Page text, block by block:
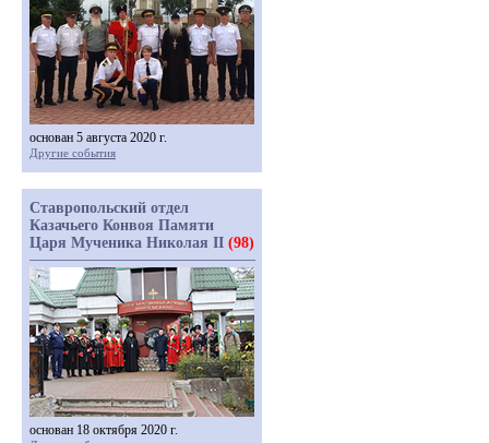
основан 5 августа 2020 г.
Другие события
Ставропольский отдел
Казачьего Конвоя Памяти
Царя Мученика Николая II (98)
основан 18 октября 2020 г.